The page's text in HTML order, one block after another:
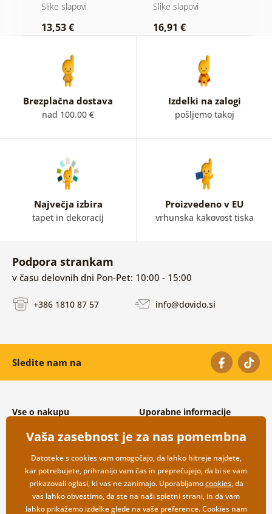
Slike slapovi
13,53 €
Slike slapovi
16,91 €
Brezplačna dostava
nad 100.00 €
Izdelki na zalogi
pošljemo takoj
Največja izbira
tapet in dekoracij
Proizvedeno v EU
vrhunska kakovost tiska
Podpora strankam
v času delovnih dni Pon-Pet: 10:00 - 15:00
+386 1810 87 57 info@dovido.si
Sledite nam na
Vse o nakupu
Splošni in reklamacijski pogoji
Varovanje osebnih podatkov
Možnosti dostave in plačila
Vračilo blaga
Uporabne informacije
Pogosto zastavljena vprašanja
Kontakti
Veleprodaja
Vaša zasebnost je za nas pomembna
Datoteke s cookies vam omogočajo, da lahko hitreje najdete,
kar potrebujete, prihranijo vam čas in preprečujejo, da bi se vam
prikazovali oglasi, ki vas ne zanimajo. Uporabljamocookies, da
vas lahko obvestimo, da ste na naši spletni strani, in da vam
lahko prikažemo izdelke glede na vaše preference. Cookies nam